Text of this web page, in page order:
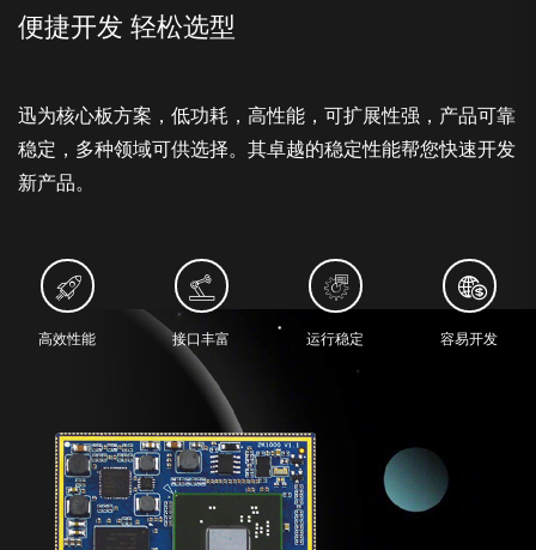
便捷开发 轻松选型
迅为核心板方案，低功耗，高性能，可扩展性强，产品可靠
稳定，多种领域可供选择。其卓越的稳定性能帮您快速开发
新产品。
高效性能 接口丰富 运行稳定 容易开发